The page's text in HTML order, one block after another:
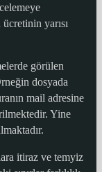
yarısı
görülen
dosyada
mail adresine
Yine
itiraz ve temyiz